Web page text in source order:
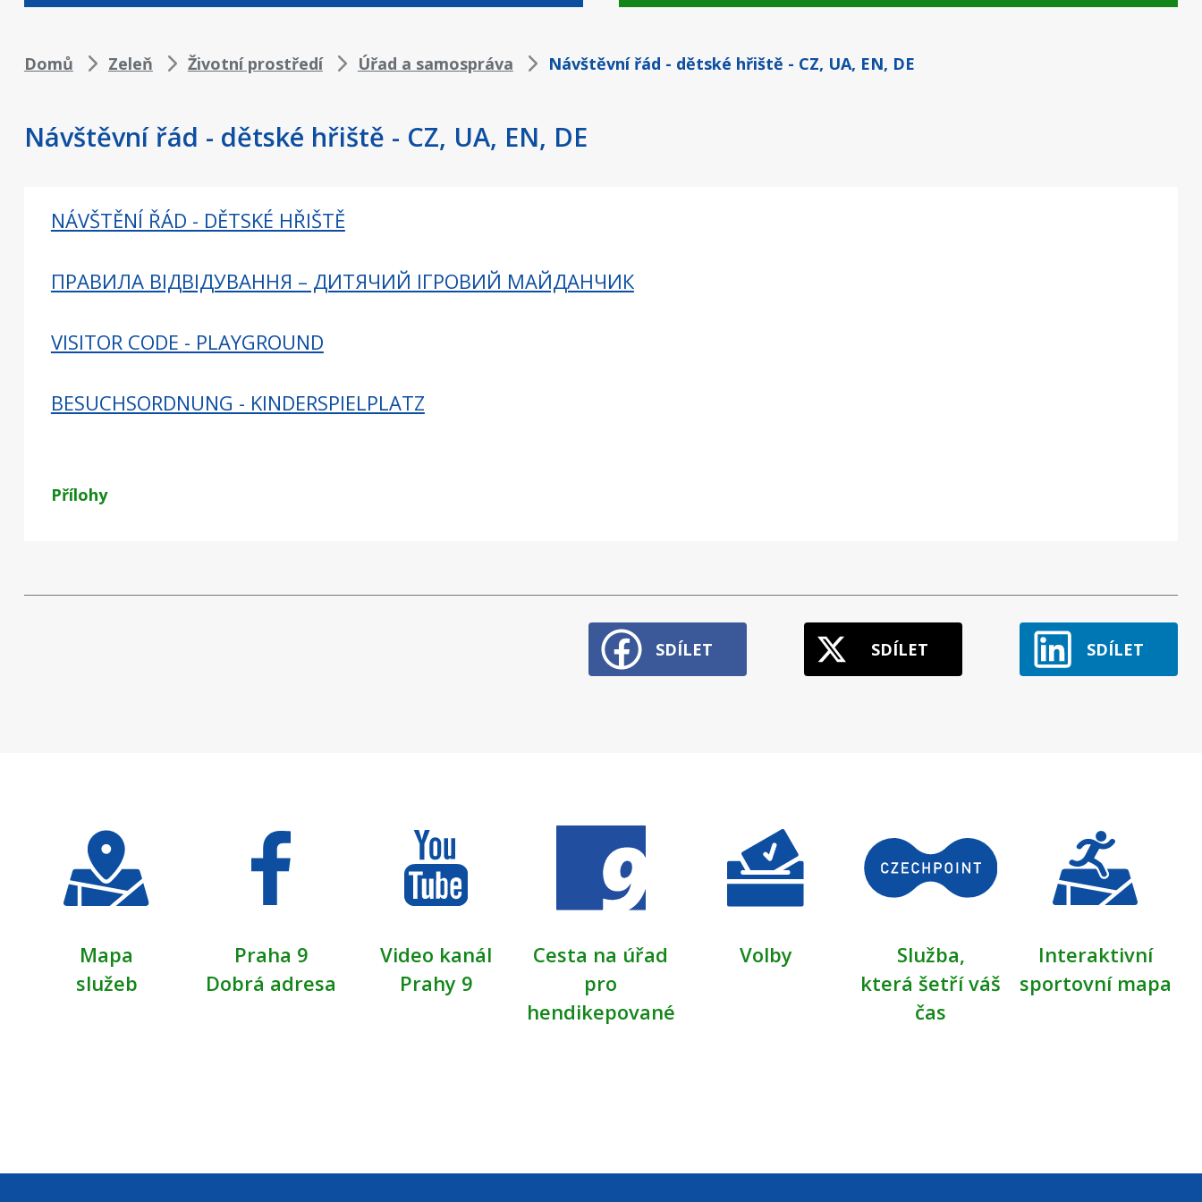
Drobečková
Domů Zeleň Životní prostředí Úřad a samospráva Návštěvní řád - dětské hřiště - CZ, UA, EN, DE
Návštěvní řád - dětské hřiště - CZ, UA, EN, DE
NÁVŠTĚNÍ ŘÁD - DĚTSKÉ HŘIŠTĚ
ПРАВИЛА ВІДВІДУВАННЯ – ДИТЯЧИЙ ІГРОВИЙ МАЙДАНЧИК
VISITOR CODE - PLAYGROUND
BESUCHSORDNUNG - KINDERSPIELPLATZ
Přílohy
SDÍLET SDÍLET SDÍLET
Mapa
služeb
Praha 9
Dobrá adresa
Video kanál
Prahy 9
Cesta na úřad
pro
hendikepované
Volby
Služba,
která šetří váš
čas
Interaktivní
sportovní mapa